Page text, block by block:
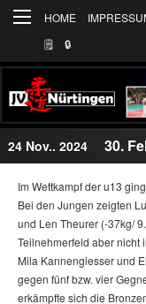
HOME
🗒
🔒︎
24 Nov.. 2024 30.
Im Wettkampf der u13
Bei den Jungen zeigten
und Len Theurer (-37kg/
Teilnehmerfeld aber nicht
Mila Kannengiesser und
gegen fünf bzw. vier
erkämpfte sich die